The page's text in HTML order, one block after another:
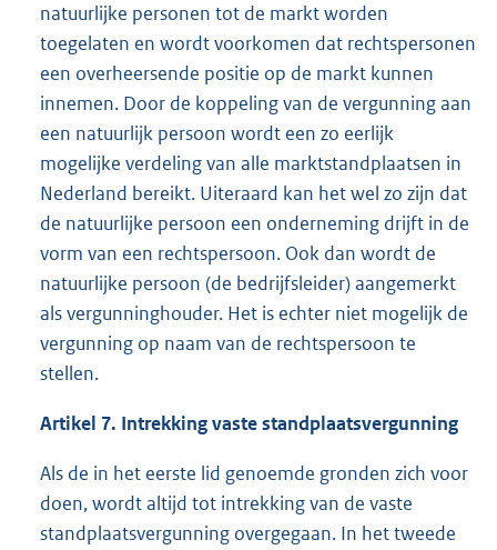
natuurlijke personen tot de markt worden
toegelaten en wordt voorkomen dat rechtspersonen
een overheersende positie op de markt kunnen
innemen. Door de koppeling van de vergunning aan
een natuurlijk persoon wordt een zo eerlijk
mogelijke verdeling van alle marktstandplaatsen in
Nederland bereikt. Uiteraard kan het wel zo zijn dat
de natuurlijke persoon een onderneming drijft in de
vorm van een rechtspersoon. Ook dan wordt de
natuurlijke persoon (de bedrijfsleider) aangemerkt
als vergunninghouder. Het is echter niet mogelijk de
vergunning op naam van de rechtspersoon te
stellen.
Artikel 7. Intrekking vaste standplaatsvergunning
Als de in het eerste lid genoemde gronden zich voor
doen, wordt altijd tot intrekking van de vaste
standplaatsvergunning overgegaan. In het tweede